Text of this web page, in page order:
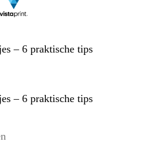
– 6 praktische tips
– 6 praktische tips